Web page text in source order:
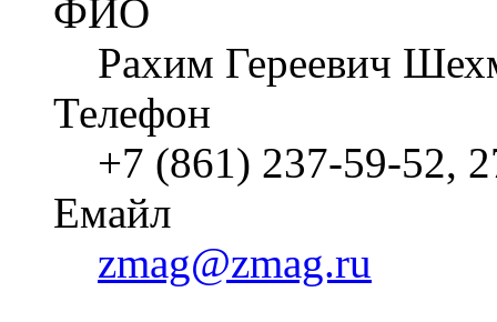
ФИО
Рахим Гереевич
Телефон
+7 (861) 237-59-52,
Емайл
zmag@zmag.ru